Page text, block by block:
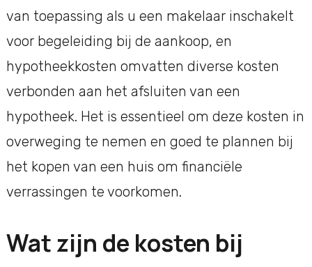
van toepassing als u een makelaar inschakelt
voor begeleiding bij de aankoop, en
hypotheekkosten omvatten diverse kosten
verbonden aan het afsluiten van een
hypotheek. Het is essentieel om deze kosten in
overweging te nemen en goed te plannen bij
het kopen van een huis om financiële
verrassingen te voorkomen.
Wat zijn de kosten bij